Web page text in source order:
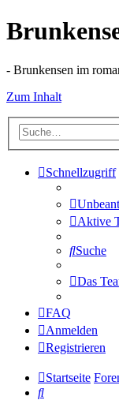
- Brunkensen im
Zum Inhalt
Schnellzugriff
Aktive
Suche
Das
FAQ
Anmelden
Registrieren
Startseite
Suche